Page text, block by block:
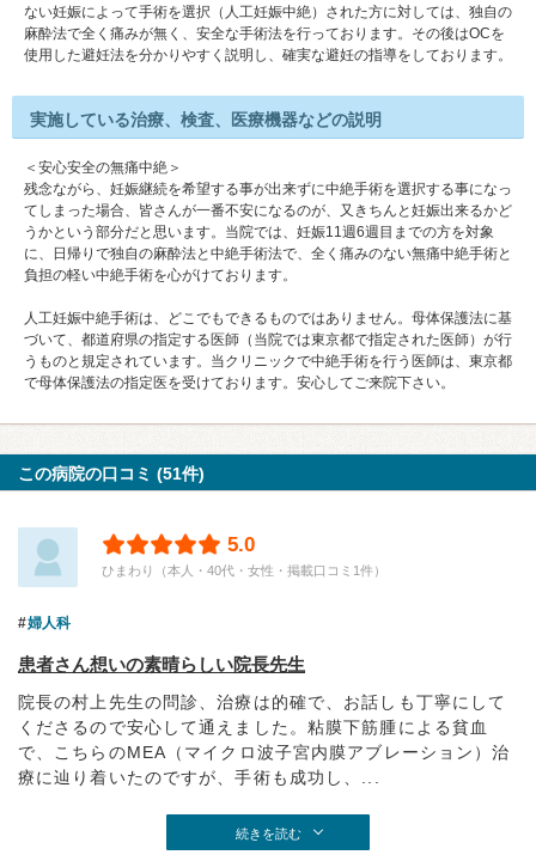
ない妊娠によって手術を選択（人工妊娠中絶）された方に対しては、独自の
麻酔法で全く痛みが無く、安全な手術法を行っております。その後はOCを
使用した避妊法を分かりやすく説明し、確実な避妊の指導をしております。
実施している治療、検査、医療機器などの説明
＜安心安全の無痛中絶＞
残念ながら、妊娠継続を希望する事が出来ずに中絶手術を選択する事になっ
てしまった場合、皆さんが一番不安になるのが、又きちんと妊娠出来るかど
うかという部分だと思います。当院では、妊娠11週6週目までの方を対象
に、日帰りで独自の麻酔法と中絶手術法で、全く痛みのない無痛中絶手術と
負担の軽い中絶手術を心がけております。
人工妊娠中絶手術は、どこでもできるものではありません。母体保護法に基
づいて、都道府県の指定する医師（当院では東京都で指定された医師）が行
うものと規定されています。当クリニックで中絶手術を行う医師は、東京都
で母体保護法の指定医を受けております。安心してご来院下さい。
この病院の口コミ (51件)
5.0
ひまわり（本人・40代・女性・掲載口コミ1件）
婦人科
患者さん想いの素晴らしい院長先生
院長の村上先生の問診、治療は的確で、お話しも丁寧にして
くださるので安心して通えました。粘膜下筋腫による貧血
で、こちらのMEA（マイクロ波子宮内膜アブレーション）治
療に辿り着いたのですが、手術も成功し、...
続きを読む